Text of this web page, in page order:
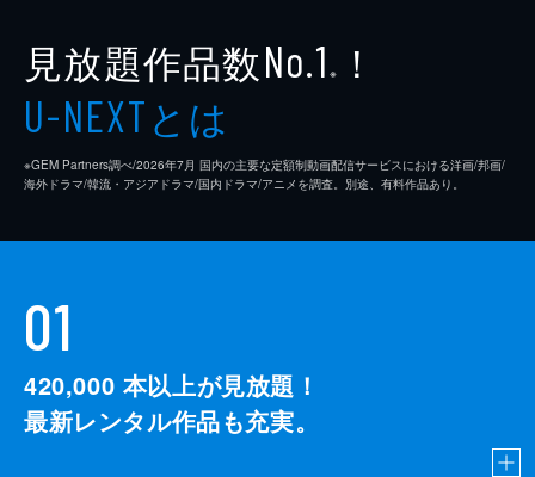
見放題作品数No.1 ※ ！
U-NEXTとは
※GEM Partners調べ/2026年7⽉ 国内の主要な定額制動画配信サービスにおける洋画/邦画/
海外ドラマ/韓流・アジアドラマ/国内ドラマ/アニメを調査。別途、有料作品あり。
01
420,000 本以上が見放題！
最新レンタル作品も充実。